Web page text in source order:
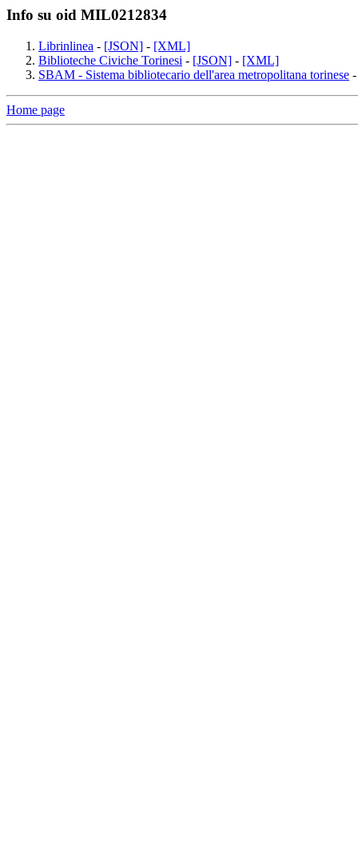
Info su oid MIL0212834
Librinlinea - [JSON] - [XML]
Biblioteche Civiche Torinesi - [JSON] - [XML]
SBAM - Sistema bibliotecario dell'area metropolitana torinese
Home page